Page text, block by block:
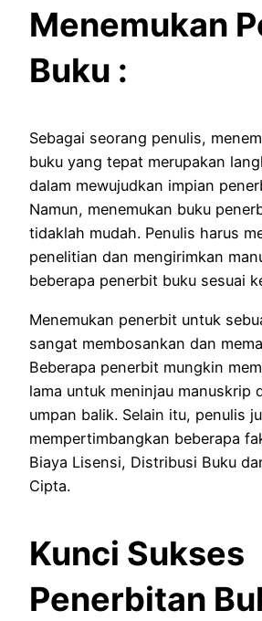
Menemukan
Buku :
Sebagai seorang penulis,
buku yang tepat merupakan
dalam mewujudkan impian
Namun, menemukan buku
tidaklah mudah. Penulis harus
penelitian dan mengirimkan
beberapa penerbit buku sesuai
Menemukan penerbit untuk
sangat membosankan dan
Beberapa penerbit mungkin
lama untuk meninjau manuskrip
umpan balik. Selain itu, penulis
mempertimbangkan beberapa
Biaya Lisensi, Distribusi Buku
Cipta.
Kunci Sukses
Penerbitan